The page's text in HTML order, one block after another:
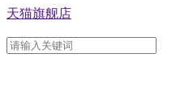
天猫旗舰店